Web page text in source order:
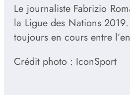
Le journaliste Fabrizio
la Ligue des Nations
toujours en cours entre
Crédit photo : IconSport